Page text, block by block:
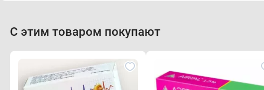
С этим товаром покупают